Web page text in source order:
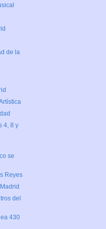
de la
4, 8 y
se
Reyes
del
430